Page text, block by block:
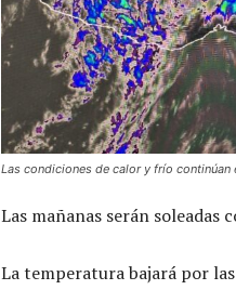
Las condiciones de calor y frío continúan
Las mañanas serán soleadas
La temperatura bajará por